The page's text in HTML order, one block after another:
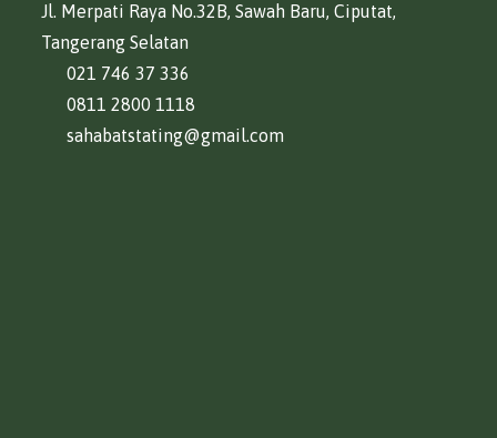
Jl. Merpati Raya No.32B, Sawah Baru, Ciputat,
Tangerang Selatan
021 746 37 336
0811 2800 1118
sahabatstating@gmail.com